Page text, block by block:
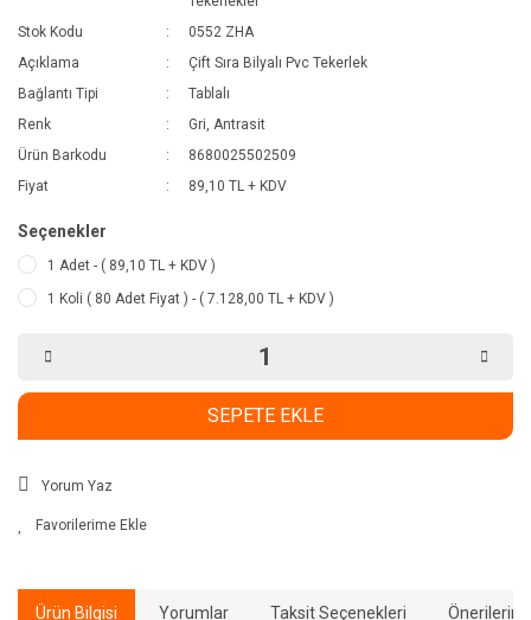
Stok Kodu
0552 ZHA
Açıklama
Çift Sıra Bilyalı Pvc Tekerlek
Bağlantı Tipi
Tablalı
Renk
Gri, Antrasit
Ürün Barkodu
8680025502509
Fiyat
89,10 TL + KDV
Seçenekler
1 Adet - ( 89,10 TL + KDV )
1 Koli ( 80 Adet Fiyat ) - ( 7.128,00 TL + KDV )
SEPETE EKLE
Yorum Yaz
Ürün Bilgisi Yorumlar Taksit Seçenekleri